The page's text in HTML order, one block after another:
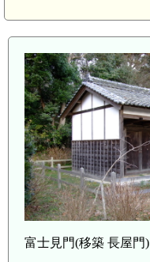
富士見門(移築 長屋門)